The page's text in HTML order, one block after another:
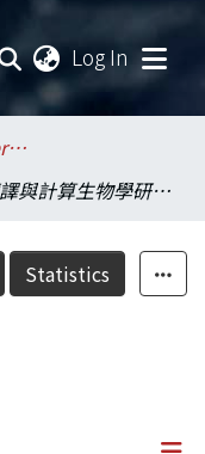
Log In
.National Taiwan University / 國立臺灣大學
整合轉譯與計算生物學研究方法從神經母細胞瘤重編程中尋找新的治療策略
Statistics